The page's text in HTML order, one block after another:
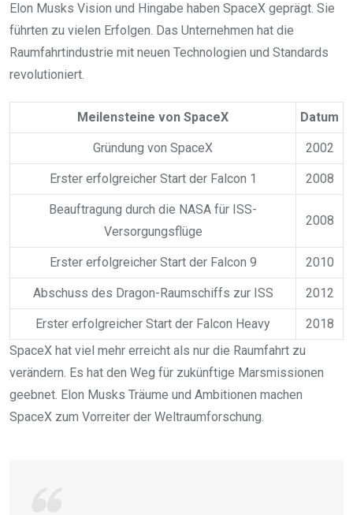
Elon Musks Vision und Hingabe haben SpaceX geprägt. Sie
führten zu vielen Erfolgen. Das Unternehmen hat die
Raumfahrtindustrie mit neuen Technologien und Standards
revolutioniert.
Meilensteine von SpaceX Datum
Gründung von SpaceX 2002
Erster erfolgreicher Start der Falcon 1 2008
Beauftragung durch die NASA für ISS-
Versorgungsflüge
2008
Erster erfolgreicher Start der Falcon 9 2010
Abschuss des Dragon-Raumschiffs zur ISS 2012
Erster erfolgreicher Start der Falcon Heavy
2018
SpaceX hat viel mehr erreicht als nur die Raumfahrt zu
verändern. Es hat den Weg für zukünftige Marsmissionen
geebnet. Elon Musks Träume und Ambitionen machen
SpaceX zum Vorreiter der Weltraumforschung.